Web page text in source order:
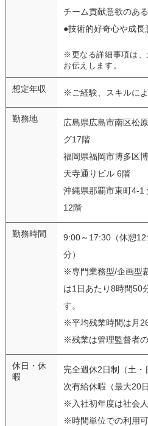
チーム貢献意欲のあ
●技術的好奇心や成長
※更なる詳細事項は、
お伝えします。
想定年収 ※ご経験、スキルに
勤務地
広島県広島市南区松
グ17階
福岡県福岡市博多区
天寺通りビル 6階
沖縄県那覇市東町4-1
12階
勤務時間
9:00～17:30（休憩
分）
※専門業務型/企画型
は1日あたり8時間50
す。
※平均残業時間は月
※残業は管理監督者の
休日・休
暇
完全週休2日制（土
次有給休暇（最大20
※入社初年度は社会
※時間単位での利用可